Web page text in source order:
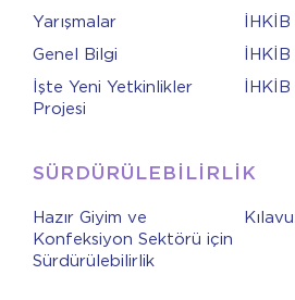
Yarışmalar
Genel Bilgi
İşte Yeni Yetkinlikler
Projesi
İHKİB
SÜRDÜRÜLEBİLİRLİK
Hazır Giyim ve
Konfeksiyon Sektörü için
Sürdürülebilirlik